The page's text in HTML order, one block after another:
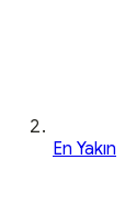
En Yakın